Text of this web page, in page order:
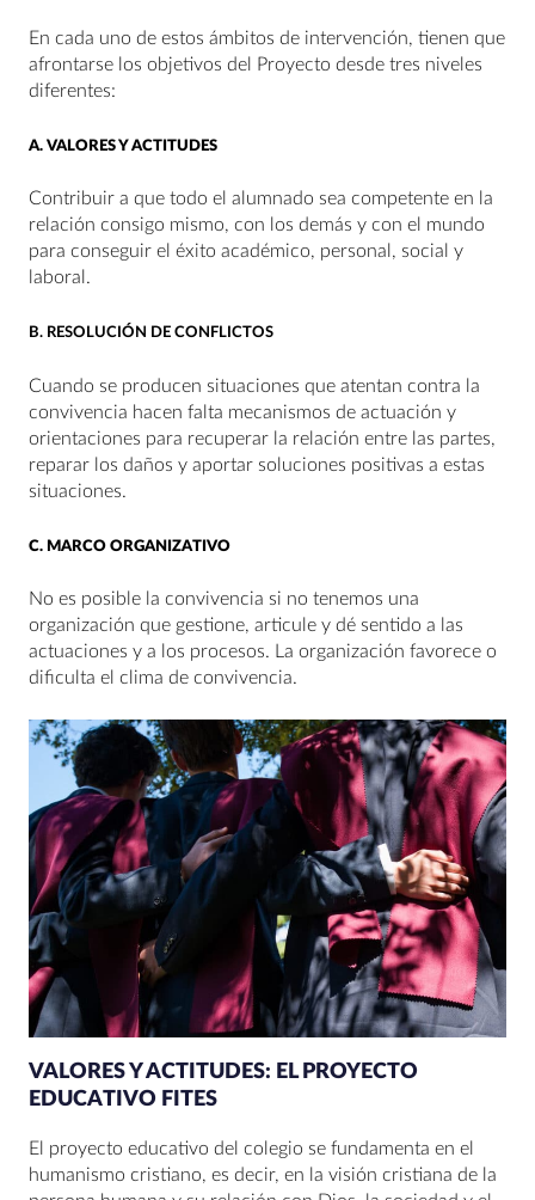
En cada uno de estos ámbitos de intervención, tienen que
afrontarse los objetivos del Proyecto desde tres niveles
diferentes:
A. VALORES Y ACTITUDES
Contribuir a que todo el alumnado sea competente en la
relación consigo mismo, con los demás y con el mundo
para conseguir el éxito académico, personal, social y
laboral.
B. RESOLUCIÓN DE CONFLICTOS
Cuando se producen situaciones que atentan contra la
convivencia hacen falta mecanismos de actuación y
orientaciones para recuperar la relación entre las partes,
reparar los daños y aportar soluciones positivas a estas
situaciones.
C. MARCO ORGANIZATIVO
No es posible la convivencia si no tenemos una
organización que gestione, articule y dé sentido a las
actuaciones y a los procesos. La organización favorece o
dificulta el clima de convivencia.
VALORES Y ACTITUDES: EL PROYECTO
EDUCATIVO FITES
El proyecto educativo del colegio se fundamenta en el
humanismo cristiano, es decir, en la visión cristiana de la